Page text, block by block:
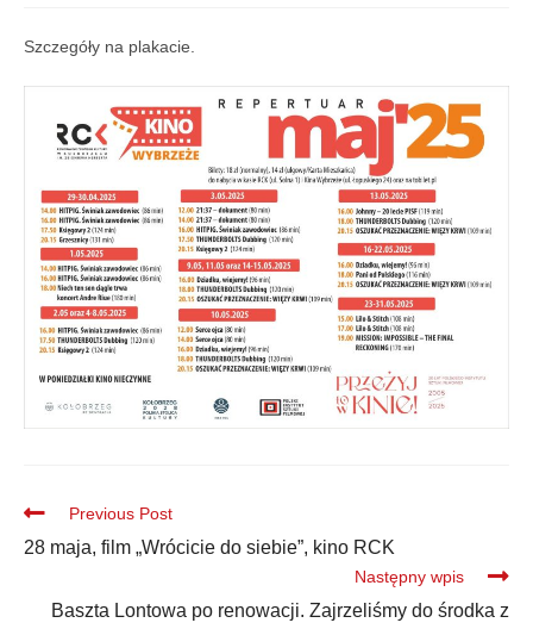
Szczegóły na plakacie.
Previous Post
28 maja, film „Wrócicie do siebie”, kino RCK
Następny wpis
Baszta Lontowa po renowacji. Zajrzeliśmy do środka z